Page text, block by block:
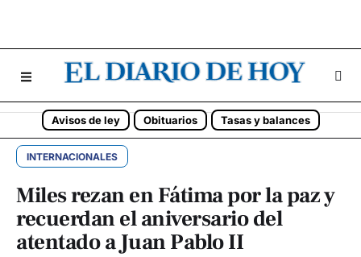
Avisos de ley Obituarios Tasas y balances
INTERNACIONALES
Miles rezan en Fátima por la paz y
recuerdan el aniversario del
atentado a Juan Pablo II